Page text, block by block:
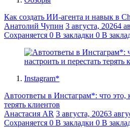
Как создать ИИ-агента и навык в
Анатолий Чупин 3 августа, 20264
Сохраняется 0 В закладки 0 В
Instagram*
Автоответы в Инстаграм*: что это,
терять клиентов
Анастасия AR 3 августа, 20263
Сохраняется 0 В закладки 0 В